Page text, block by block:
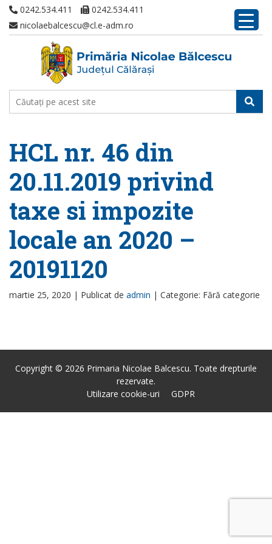
0242.534.411
0242.534.411
nicolaebalcescu@cl.e-adm.ro
HCL nr. 46 din
20.11.2019 privind
taxe si impozite
locale an 2020 –
20191120
martie 25, 2020 | Publicat de admin | Categorie: Fără categorie
Copyright © 2026 Primaria Nicolae Balcescu. Toate drepturile
rezervate.
Utilizare cookie-uri
GDPR